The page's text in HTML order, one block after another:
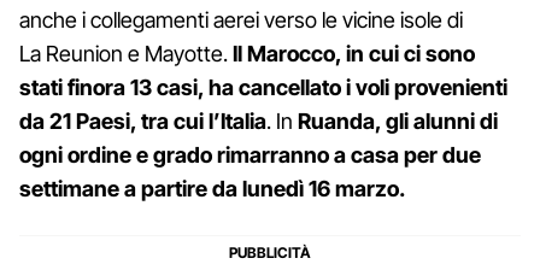
anche i collegamenti aerei verso le vicine isole di
La Reunion e Mayotte.Il Marocco, in cui ci sono
stati finora 13 casi, ha cancellato i voli provenienti
da 21 Paesi, tra cui l’Italia. In Ruanda, gli alunni di
ogni ordine e grado rimarranno a casa per due
settimane a partire da lunedì 16 marzo.